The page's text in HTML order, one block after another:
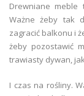
Drewniane
Ważne żeby tak
zagracić balkonu i
żeby pozostawić
trawiasty dywan,
I czas na rośliny.